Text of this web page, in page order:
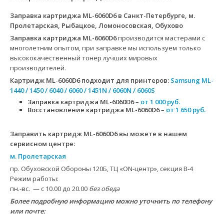
Заправка картриджа ML-6060D6 в Санкт-Петербурге, м.
Пролетарская, Рыбацкое, Ломоносовская, Обухово
Заправка картриджа ML-6060D6производится мастерами с
многолетним опытом, при заправке мы используем только
высококачественный тонер лучших мировых
производителей.
Картридж ML-6060D6 подходит для принтеров: Samsung ML-
1440 / 1450 / 6040 / 6060 / 1451N / 6060N / 6060S
Заправка картриджа ML-6060D6– от 1 000 руб.
Восстановление картриджа ML-6060D6– от 1 650 руб.
Заправить картридж ML-6060D6 вы можете в нашем
сервисном центре:
м. Пролетарская
пр. Обуховской Обороны 120Б, ТЦ «ON-центр», секция B-4
Режим работы:
пн.-вс. — с 10.00 до 20.00 без обеда
Более подробную информацию можно уточнить по телефону
или почте: